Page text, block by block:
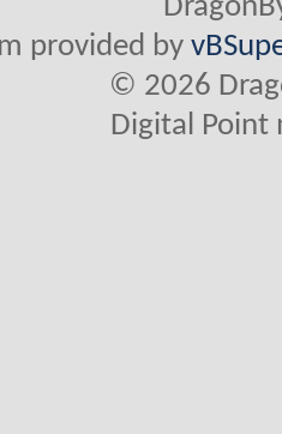
provided by
© 2026
Digital